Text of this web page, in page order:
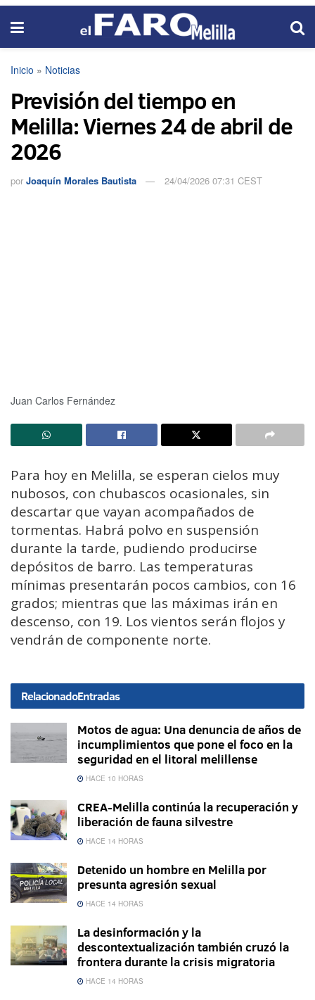
Inicio » Noticias
Previsión del tiempo en
Melilla: Viernes 24 de abril de
2026
por Joaquín Morales Bautista 24/04/2026 07:31 CEST
Juan Carlos Fernández
Para hoy en Melilla, se esperan cielos muy
nubosos, con chubascos ocasionales, sin
descartar que vayan acompañados de
tormentas. Habrá polvo en suspensión
durante la tarde, pudiendo producirse
depósitos de barro. Las temperaturas
mínimas presentarán pocos cambios, con 16
grados; mientras que las máximas irán en
descenso, con 19. Los vientos serán flojos y
vendrán de componente norte.
RelacionadoEntradas
Motos de agua: Una denuncia de años de
incumplimientos que pone el foco en la
seguridad en el litoral melillense
HACE 10 HORAS
CREA-Melilla continúa la recuperación y
liberación de fauna silvestre
HACE 14 HORAS
Detenido un hombre en Melilla por
presunta agresión sexual
HACE 14 HORAS
La desinformación y la
descontextualización también cruzó la
frontera durante la crisis migratoria
HACE 14 HORAS